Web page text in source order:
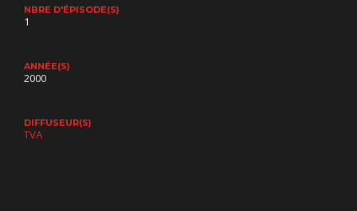
NBRE D'ÉPISODE(S)
1
ANNÉE(S)
2000
DIFFUSEUR(S)
TVA